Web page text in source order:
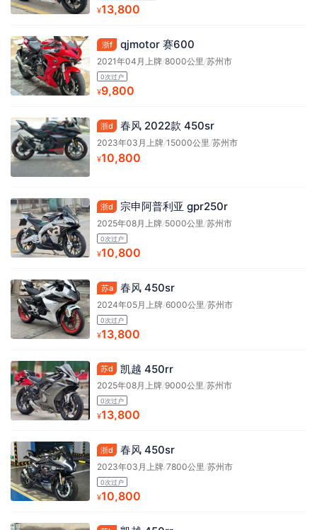
¥13,800
浙f qjmotor 赛600
2021年04月上牌/8000公里 /苏州市
0次过户
¥9,800
浙d 春风 2022款 450sr
2023年03月上牌/15000公里 /苏州市
¥10,800
浙d 宗申阿普利亚 gpr250r
2025年08月上牌/5000公里 /苏州市
0次过户
¥10,800
苏a 春风 450sr
2024年05月上牌/6000公里 /苏州市
0次过户
¥13,800
苏d 凯越 450rr
2025年08月上牌/9000公里/苏州市
0次过户
¥13,800
浙d 春风 450sr
2023年03月上牌/7800公里/苏州市
0次过户
¥10,800